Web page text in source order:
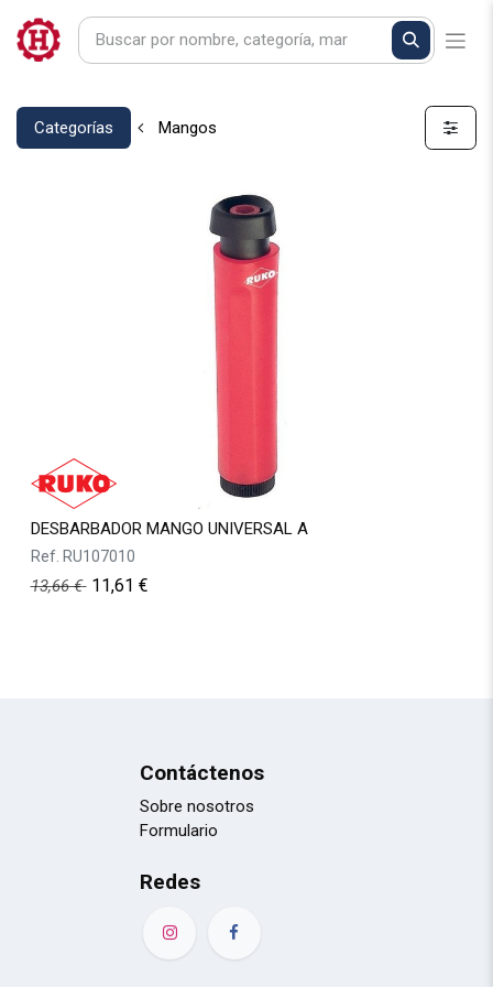
Categorías Mangos
DESBARBADOR MANGO UNIVERSAL A
Ref. RU107010
13,66€ 11,61 €
Contáctenos
Sobre nosotros
Formulario
Redes